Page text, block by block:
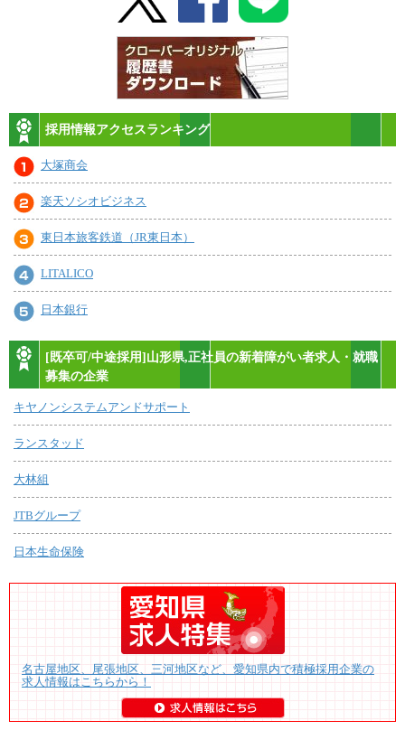
採用情報アクセスランキング
大塚商会
楽天ソシオビジネス
東日本旅客鉄道（JR東日本）
LITALICO
日本銀行
[既卒可/中途採用]山形県,正社員の新着障がい者求人・就職
募集の企業
キヤノンシステムアンドサポート
ランスタッド
大林組
JTBグループ
日本生命保険
名古屋地区、尾張地区、三河地区など、愛知県内で積極採用企業の
求人情報はこちらから！